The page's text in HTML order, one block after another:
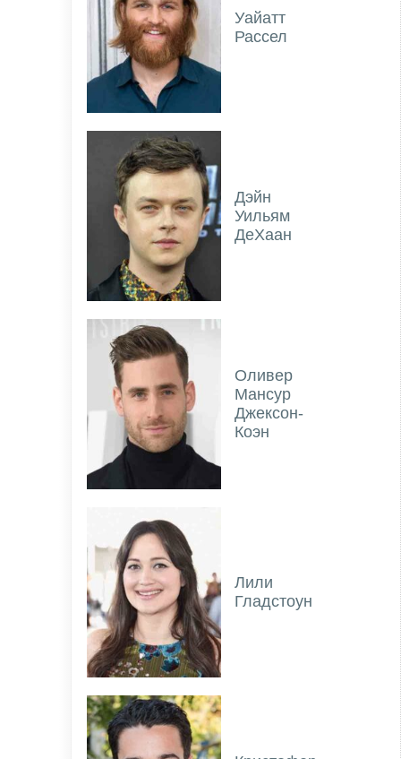
Уайатт
Рассел
Дэйн
Уильям
ДеХаан
Оливер
Мансур
Джексон-
Коэн
Лили
Гладстоун